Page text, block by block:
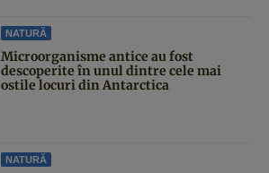
NATURĂ
Microorganisme antice au fost
descoperite în unul dintre cele mai
ostile locuri din Antarctica
NATURĂ